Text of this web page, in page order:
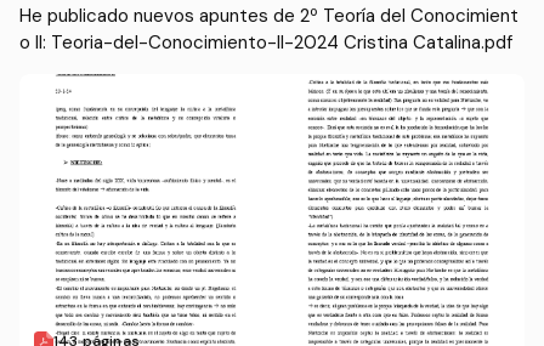
He publicado nuevos apuntes de 2º Teoría del Conocimient
o II: Teoria-del-Conocimiento-II-2024 Cristina Catalina.pdf
143 páginas